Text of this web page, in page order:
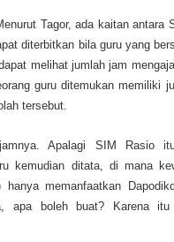
Tagor, ada kaitan antara
diterbitkan bila guru yang
melihat jumlah jam
guru ditemukan memiliki
tersebut.
Apalagi SIM Rasio
kemudian ditata, di mana
memanfaatkan
apa boleh buat? Karena itu